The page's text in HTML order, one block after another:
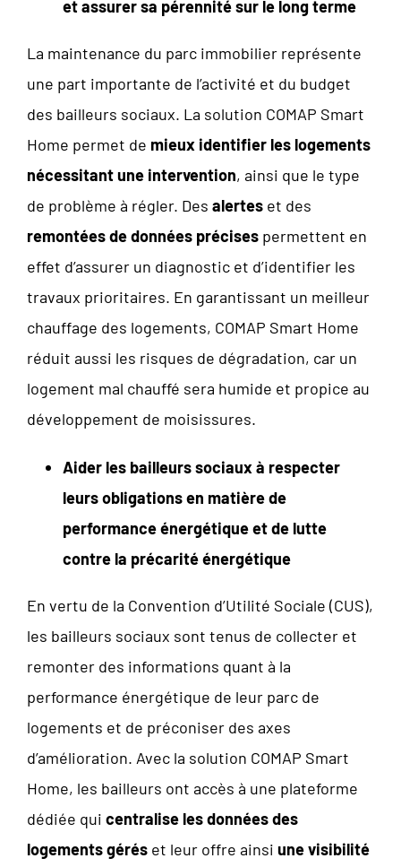
et assurer sa pérennité sur le long terme
La maintenance du parc immobilier représente
une part importante de l’activité et du budget
des bailleurs sociaux. La solution COMAP Smart
Home permet de mieux identifier les logements
nécessitant une intervention, ainsi que le type
de problème à régler. Des alertes et des
remontées de données précises permettent en
effet d’assurer un diagnostic et d’identifier les
travaux prioritaires. En garantissant un meilleur
chauffage des logements, COMAP Smart Home
réduit aussi les risques de dégradation, car un
logement mal chauffé sera humide et propice au
développement de moisissures.
Aider les bailleurs sociaux à respecter
leurs obligations en matière de
performance énergétique et de lutte
contre la précarité énergétique
En vertu de la Convention d’Utilité Sociale (CUS),
les bailleurs sociaux sont tenus de collecter et
remonter des informations quant à la
performance énergétique de leur parc de
logements et de préconiser des axes
d’amélioration. Avec la solution COMAP Smart
Home, les bailleurs ont accès à une plateforme
dédiée qui centralise les données des
logements gérés et leur offre ainsi une visibilité